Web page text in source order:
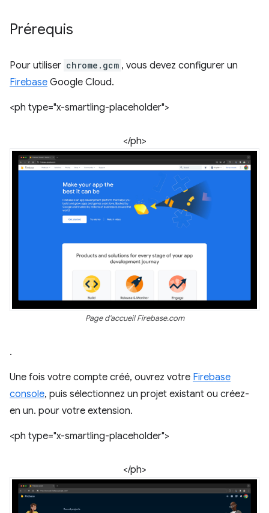
Prérequis
Pour utiliser chrome.gcm , vous devez configurer un
Firebase Google Cloud.
<ph type="x-smartling-placeholder">
</ph>
Page d'accueil Firebase.com
.
Une fois votre compte créé, ouvrez votre Firebase
console, puis sélectionnez un projet existant ou créez-
en un. pour votre extension.
<ph type="x-smartling-placeholder">
</ph>